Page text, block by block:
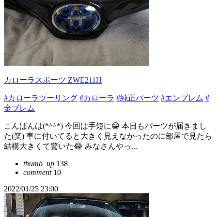
カローラスポーツ ZWE211H
#カローラツーリング #カローラ #純正パーツ #エンブレム #
金ブレム
こんばんは(*^^*) 今回は手短に😁 本日もパーツが届きまし
た(笑) 車に付いてると大きく見えなかったのに部屋で見たら
結構大きくて驚いた😂 みなさんやっ...
thumb_up 138
comment10
2022/01/25 23:00